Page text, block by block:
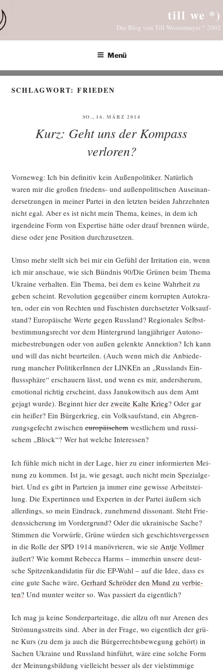
Inhalt
springen
till we *)
Das Blog von Till Westermayer * 2002
Menü
SCHLAGWORT:FRIEDEN
VERÖFFENTLICHT
SO., 16. MÄRZ 2014
Kurz: Geht uns der Kompass
verloren?
Vor­ne­weg: Ich bin defi­ni­tiv kein Außen­po­li­ti­ker. Natür­lich
waren mir die gro­ßen frie­dens- und außen­po­li­ti­schen Aus­ein­an­
der­set­zun­gen in mei­ner Par­tei in den letz­ten bei­den Jahr­zehn­ten
nicht egal. Aber es ist nicht mein The­ma, kei­nes, in dem ich
irgend­ei­ne Form von Exper­ti­se hät­te oder drauf bren­nen wür­de,
die­se oder jene Posi­ti­on durchzusetzen.
Umso mehr stellt sich bei mir ein Gefühl der Irri­ta­ti­on ein, wenn
ich mir anschaue, wie sich Bünd­nis 90/Die Grü­nen beim The­ma
Ukrai­ne ver­hal­ten. Ein The­ma, bei dem es kei­ne Wahr­heit zu
geben scheint. Revo­lu­ti­on gegen­über einem kor­rup­ten Auto­kra­
ten, oder ein von Rech­ten und Faschis­ten durch­setz­ter Volks­auf­
stand? Euro­päi­sche Wer­te gegen Russ­land? Regio­na­les Selbst­
be­stim­mungs­recht vor dem Hin­ter­grund lang­jäh­ri­ger Auto­no­
mie­be­stre­bun­gen oder von außen gelenk­te Annek­ti­on? Ich kann
und will das nicht beur­tei­len. (Auch wenn mich die Anbie­de­
rung man­cher Poli­ti­ke­rIn­nen der LIN­KEn an „Russ­lands Ein­
fluss­sphä­re“ erschau­ern lässt, und wenn es mir, anders­her­um,
emo­tio­nal rich­tig erscheint, dass Janu­ko­witsch aus dem Amt
gejagt wur­de). Beginnt hier der zwei­te Kal­te Krieg? Oder gar
ein hei­ßer? Ein Bür­ger­krieg, ein Volks­auf­stand, ein Abgren­
zungs­ge­fecht zwi­scheneuro­päi­schemwest­li­chem und rus­si­
schem „Block“? Wer hat wel­che Interessen?
Ich füh­le mich nicht in der Lage, hier zu einer infor­mier­ten Mei­
nung zu kom­men. Ist ja, wie gesagt, auch nicht mein Spe­zi­al­ge­
biet. Und es gibt in Par­tei­en ja immer eine gewis­se Arbeits­tei­
lung. Die Exper­tin­nen und Exper­ten in der Par­tei äußern sich
aller­dings, so mein Ein­druck, zuneh­mend dis­so­nant. Steht Frie­
dens­si­che­rung im Vor­der­grund? Oder die ukrai­ni­sche Sache?
Stim­men die Vor­wür­fe, Grü­ne wür­den sich geschichts­ver­ges­sen
in die Rol­le der SPD 1914 manö­vrie­ren, wie sie Ant­je Voll­mer
äußert? Wie kommt Rebec­ca Harms – immer­hin unse­re deut­
sche Spit­zen­kan­di­da­tin für die EP-Wahl – auf die Idee, dass es
eine gute Sache wäre, Ger­hard Schrö­der den Mund zu ver­bie­
ten?Und mun­ter wei­ter so. Was pas­siert da eigentlich?
Ich mag ja kei­ne Son­der­par­tei­ta­ge, die all­zu oft nur Are­nen des
Strö­mungs­streits sind. Aber in der Fra­ge, wo eigent­lich der grü­
ne Kurs (zu dem ja auch die Bür­ger­rechts­be­we­gung gehört) in
Sachen Ukrai­ne und Russ­land hin­führt, wäre eine sol­che Form
der Mei­nungs­bil­dung viel­leicht bes­ser als der viel­stim­mi­ge